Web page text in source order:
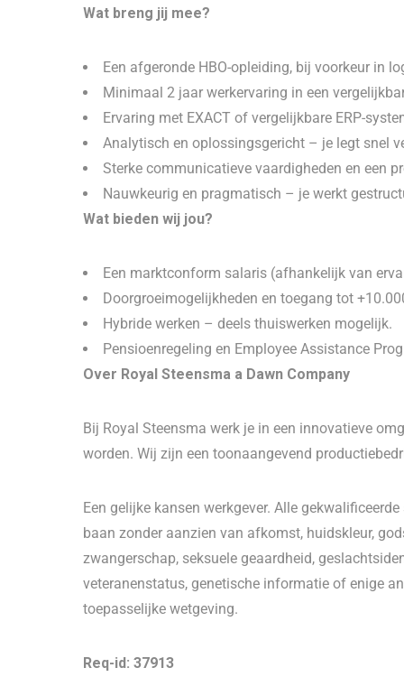
Wat breng jij mee?
Een afgeronde HBO-opleiding, bij voorkeur in
Minimaal 2 jaar werkervaring in een
Ervaring met EXACT of vergelijkbare ERP-
Analytisch en oplossingsgericht – je legt snel
Sterke communicatieve vaardigheden en een
Nauwkeurig en pragmatisch – je werkt
Wat bieden wij jou?
Een marktconform salaris (afhankelijk van
Doorgroeimogelijkheden en toegang tot
Hybride werken – deels thuiswerken mogelijk.
Pensioenregeling en Employee Assistance
Over Royal Steensma a Dawn Company
Bij Royal Steensma werk je in een innovatieve
worden. Wij zijn een toonaangevend
Een gelijke kansen werkgever. Alle
baan zonder aanzien van afkomst, huidskleur,
zwangerschap, seksuele geaardheid,
veteranenstatus, genetische informatie of enige
toepasselijke wetgeving.
Req-id: 37913